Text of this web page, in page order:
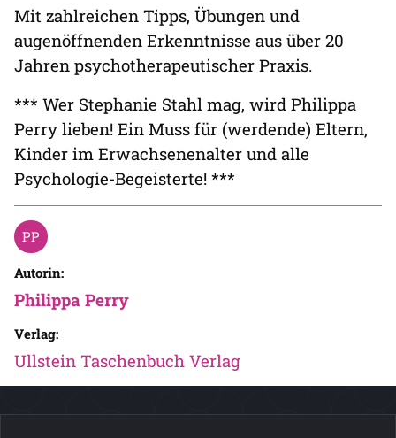
Mit zahlreichen Tipps, Übungen und
augenöffnenden Erkenntnisse aus über 20
Jahren psychotherapeutischer Praxis.
*** Wer Stephanie Stahl mag, wird Philippa
Perry lieben! Ein Muss für (werdende) Eltern,
Kinder im Erwachsenenalter und alle
Psychologie-Begeisterte! ***
Autorin:
Philippa Perry
Verlag:
Ullstein Taschenbuch Verlag